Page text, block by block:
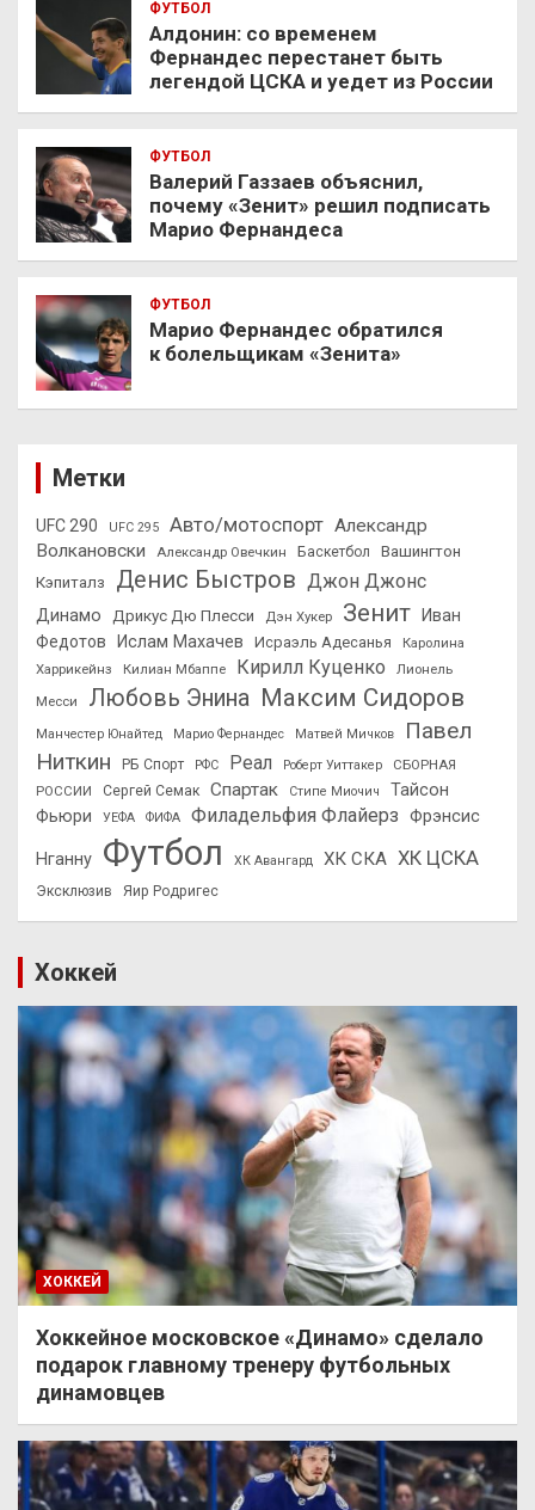
ФУТБОЛ
Алдонин: со временем
Фернандес перестанет быть
легендой ЦСКА и уедет из России
ФУТБОЛ
Валерий Газзаев объяснил,
почему «Зенит» решил подписать
Марио Фернандеса
ФУТБОЛ
Марио Фернандес обратился
к болельщикам «Зенита»
Метки
UFC 290 UFC 295 Авто/мотоспорт Александр
Волкановски
Александр Овечкин Баскетбол
Вашингтон
Кэпиталз
Денис Быстров Джон Джонс
Динамо Дрикус Дю Плесси Дэн Хукер Зенит
Иван
Федотов
Ислам Махачев Исраэль Адесанья
Каролина
Харрикейнз
Килиан Мбаппе Кирилл Куценко
Лионель
Месси
Любовь Энина Максим Сидоров
Манчестер Юнайтед Марио Фернандес Матвей Мичков
Павел
Ниткин
РБ Спорт РФС Реал Роберт Уиттакер
СБОРНАЯ
РОССИИ
Сергей Семак Спартак Стипе Миочич
Тайсон
Фьюри
УЕФА ФИФА Филадельфия Флайерз Фрэнсис
Нганну Футбол ХК Авангард ХК СКА ХК ЦСКА
Эксклюзив Яир Родригес
Хоккей
ХОККЕЙ
Хоккейное московское «Динамо» сделало
подарок главному тренеру футбольных
динамовцев